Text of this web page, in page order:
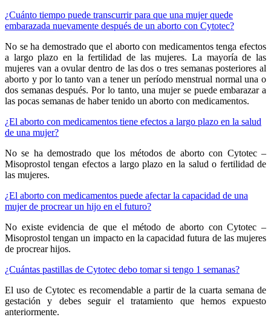
¿Cuánto tiempo puede transcurrir para que una mujer quede
embarazada nuevamente después de un aborto con Cytotec?
No se ha demostrado que el aborto con medicamentos tenga efectos
a largo plazo en la fertilidad de las mujeres. La mayoría de las
mujeres van a ovular dentro de las dos o tres semanas posteriores al
aborto y por lo tanto van a tener un período menstrual normal una o
dos semanas después. Por lo tanto, una mujer se puede embarazar a
las pocas semanas de haber tenido un aborto con medicamentos.
¿El aborto con medicamentos tiene efectos a largo plazo en la salud
de una mujer?
No se ha demostrado que los métodos de aborto con Cytotec –
Misoprostol tengan efectos a largo plazo en la salud o fertilidad de
las mujeres.
¿El aborto con medicamentos puede afectar la capacidad de una
mujer de procrear un hijo en el futuro?
No existe evidencia de que el método de aborto con Cytotec –
Misoprostol tengan un impacto en la capacidad futura de las mujeres
de procrear hijos.
¿Cuántas pastillas de Cytotec debo tomar si tengo 1 semanas?
El uso de Cytotec es recomendable a partir de la cuarta semana de
gestación y debes seguir el tratamiento que hemos expuesto
anteriormente.